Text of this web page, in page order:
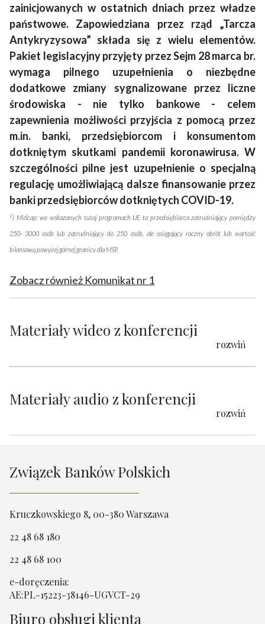
zainicjowanych w ostatnich dniach przez władze
państwowe. Zapowiedziana przez rząd „Tarcza
Antykryzysowa” składa się z wielu elementów.
Pakiet legislacyjny przyjęty przez Sejm 28 marca br.
wymaga pilnego uzupełnienia o niezbędne
dodatkowe zmiany sygnalizowane przez liczne
środowiska - nie tylko bankowe - celem
zapewnienia możliwości przyjścia z pomocą przez
m.in. banki, przedsiębiorcom i konsumentom
dotkniętym skutkami pandemii koronawirusa. W
szczególności pilne jest uzupełnienie o specjalną
regulację umożliwiającą dalsze finansowanie przez
banki przedsiębiorców dotkniętych COVID-19.
1 ) Midcap: we wskazanych tutaj programach UE to przedsiębiorca zatrudniający pomiędzy
250- 3000 osób lub zatrudniający do 250 osób, ale osiągający roczny obrót lub wartość
bilansową powyżej górnej granicy dla MŚP.​
Zobacz również Komunikat nr 1
Materiały wideo z konferencji
rozwiń
Materiały audio z konferencji
rozwiń
Związek Banków Polskich
Kruczkowskiego 8, 00-380 Warszawa
22 48 68 180
22 48 68 100
e-doręczenia:
AE:PL-15223-38146-UGVCT-29
Biuro obsługi klienta